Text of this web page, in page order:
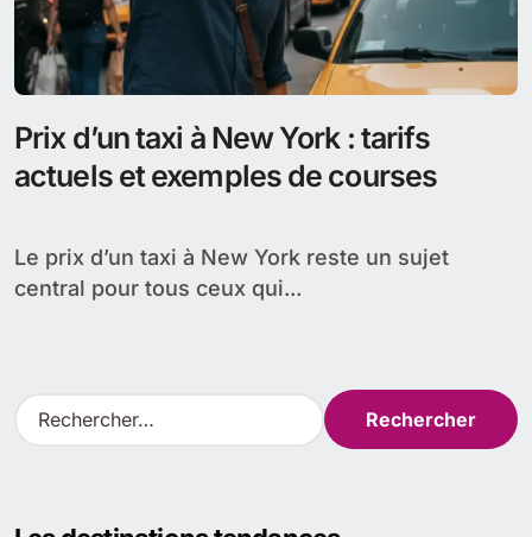
Prix Uber à New York : tarifs actuels
et comparaison avec les taxis jaunes
comparent les applications de VTC...